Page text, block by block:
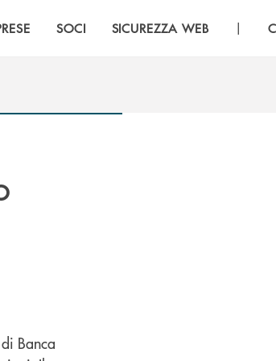
SOCI SICUREZZA WEB |
Banca